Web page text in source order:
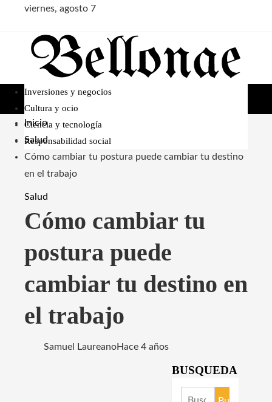
viernes, agosto 7
Inversiones y negocios
Cultura y ocio
Ciencia y tecnología
Responsabilidad social
Inicio
Salud
Cómo cambiar tu postura puede cambiar tu destino
en el trabajo
Salud
Cómo cambiar tu
postura puede
cambiar tu destino en
el trabajo
Samuel LaureanoHace 4 años
BUSQUEDA
Buscar: